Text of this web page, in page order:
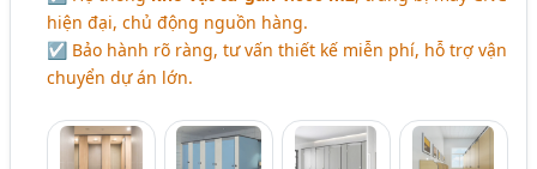
hiện đại, chủ động nguồn hàng.
☑ Bảo hành rõ ràng, tư vấn thiết kế miễn phí, hỗ trợ vận
chuyển dự án lớn.